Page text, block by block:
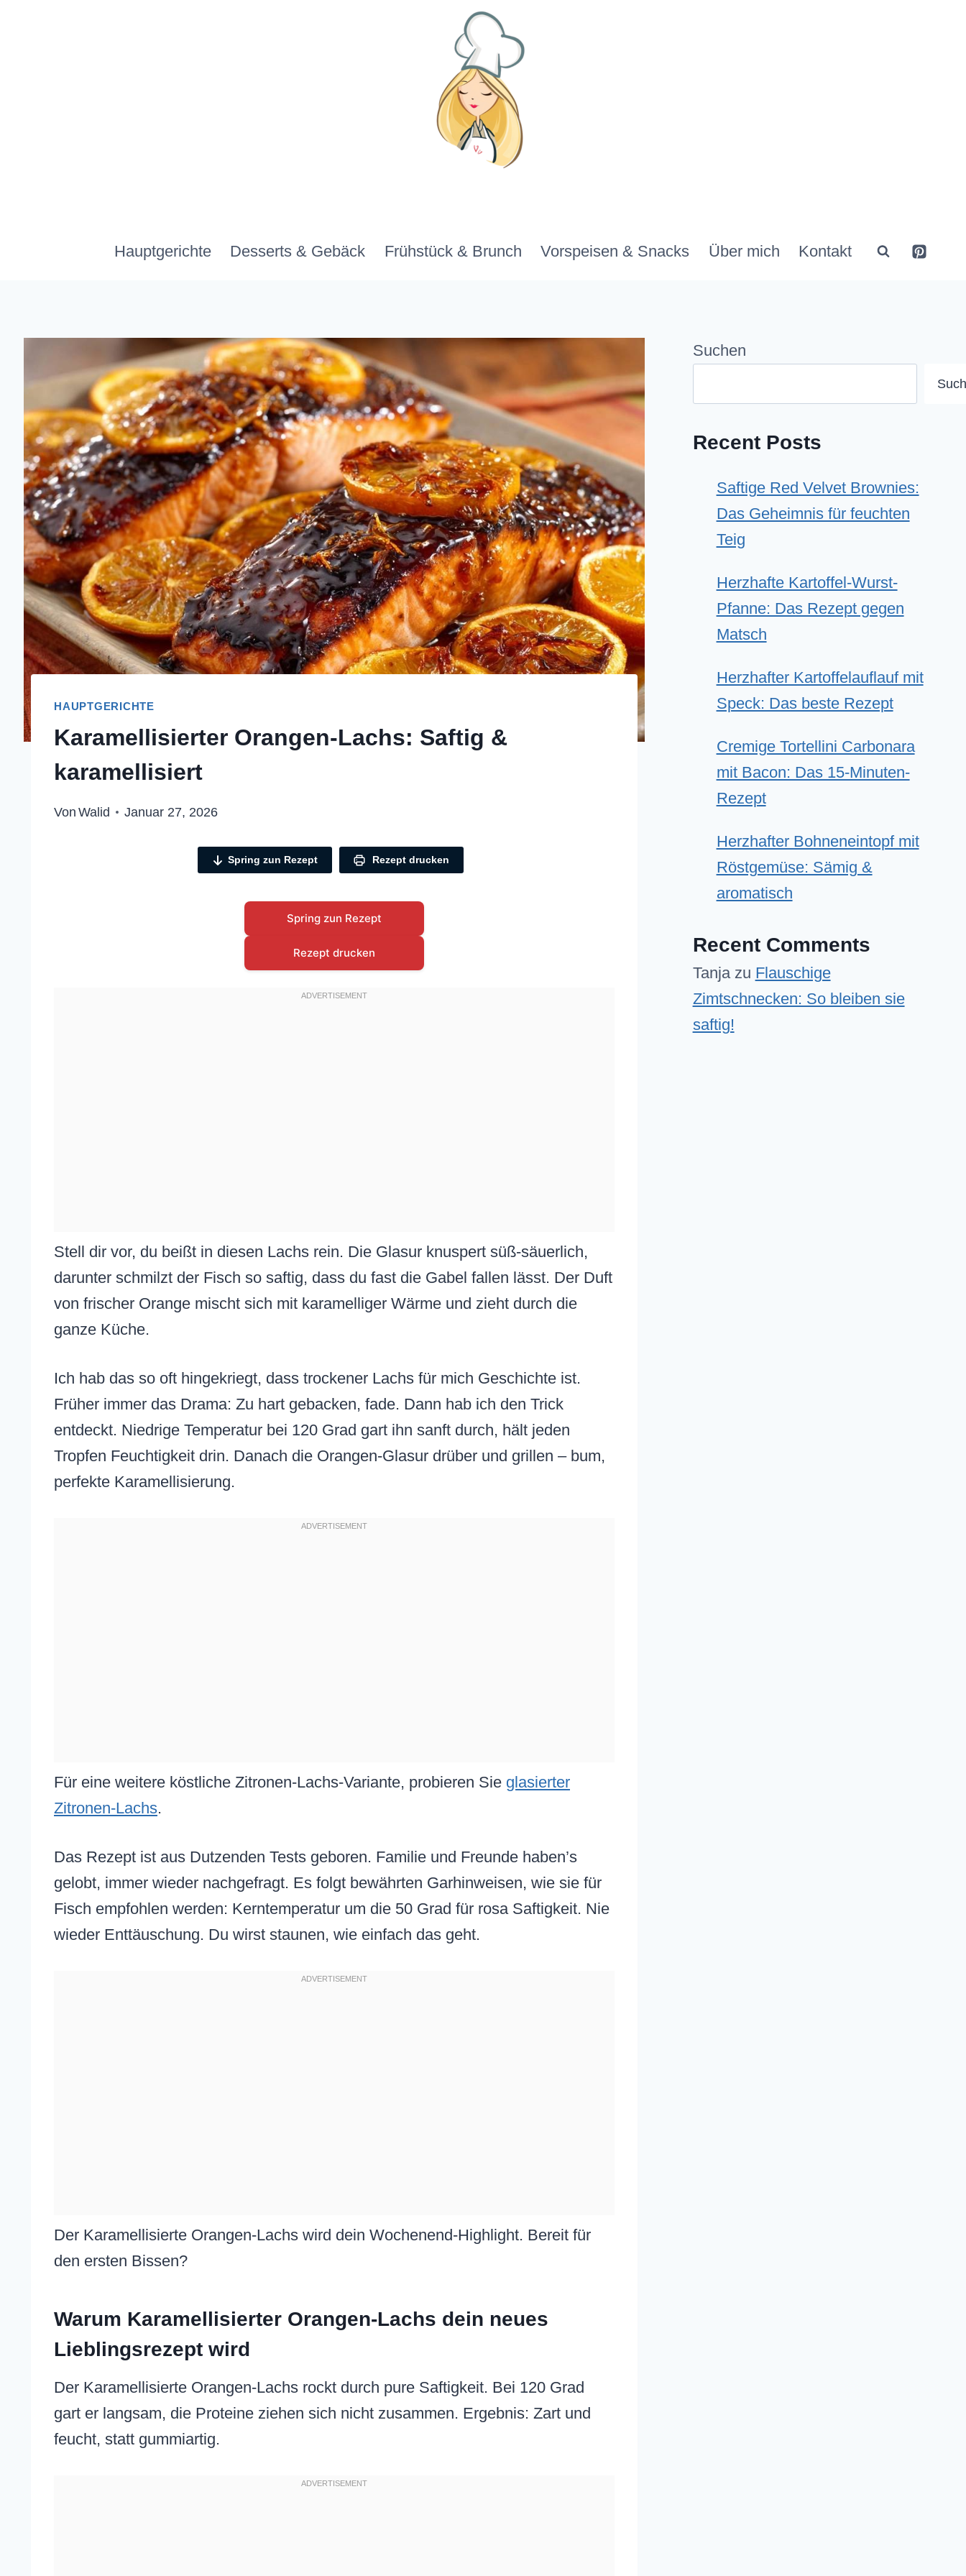
Hauptgerichte Desserts & Gebäck Frühstück & Brunch Vorspeisen & Snacks Über mich Kontakt
HAUPTGERICHTE
Karamellisierter Orangen-Lachs: Saftig &
karamellisiert
Von Walid Januar 27, 2026
Spring zun Rezept Rezept drucken
Spring zun Rezept
Rezept drucken
Stell dir vor, du beißt in diesen Lachs rein. Die Glasur knuspert süß-säuerlich,
darunter schmilzt der Fisch so saftig, dass du fast die Gabel fallen lässt. Der Duft
von frischer Orange mischt sich mit karamelliger Wärme und zieht durch die
ganze Küche.
Ich hab das so oft hingekriegt, dass trockener Lachs für mich Geschichte ist.
Früher immer das Drama: Zu hart gebacken, fade. Dann hab ich den Trick
entdeckt. Niedrige Temperatur bei 120 Grad gart ihn sanft durch, hält jeden
Tropfen Feuchtigkeit drin. Danach die Orangen-Glasur drüber und grillen – bum,
perfekte Karamellisierung.
Für eine weitere köstliche Zitronen-Lachs-Variante, probieren Sie glasierter
Zitronen-Lachs.
Das Rezept ist aus Dutzenden Tests geboren. Familie und Freunde haben’s
gelobt, immer wieder nachgefragt. Es folgt bewährten Garhinweisen, wie sie für
Fisch empfohlen werden: Kerntemperatur um die 50 Grad für rosa Saftigkeit. Nie
wieder Enttäuschung. Du wirst staunen, wie einfach das geht.
Der Karamellisierte Orangen-Lachs wird dein Wochenend-Highlight. Bereit für
den ersten Bissen?
Warum Karamellisierter Orangen-Lachs dein neues
Lieblingsrezept wird
Der Karamellisierte Orangen-Lachs rockt durch pure Saftigkeit. Bei 120 Grad
gart er langsam, die Proteine ziehen sich nicht zusammen. Ergebnis: Zart und
feucht, statt gummiartig.
Suchen
Recent Posts
Saftige Red Velvet Brownies:
Das Geheimnis für feuchten
Teig
Herzhafte Kartoffel-Wurst-
Pfanne: Das Rezept gegen
Matsch
Herzhafter Kartoffelauflauf mit
Speck: Das beste Rezept
Cremige Tortellini Carbonara
mit Bacon: Das 15-Minuten-
Rezept
Herzhafter Bohneneintopf mit
Röstgemüse: Sämig &
aromatisch
Recent Comments
Tanjazu Flauschige
Zimtschnecken: So bleiben sie
saftig!